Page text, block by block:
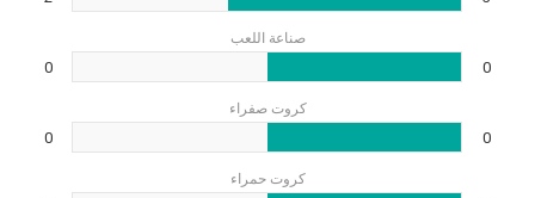
صناعة اللعب
0
0
كروت صفراء
0
0
كروت حمراء